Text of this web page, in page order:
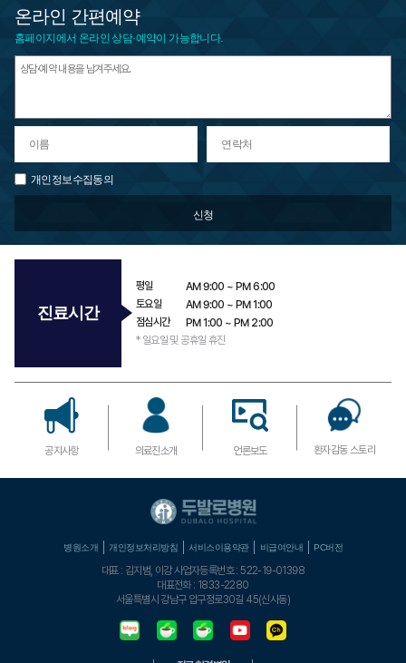
온라인 간편예약
홈페이지에서 온라인 상담·예약이 가능합니다.
개인정보수집동의
진료시간
평일 AM9:00 ~PM6:00
토요일
AM9:00 ~PM1:00​
점심시간
PM1:00 ~PM2:00​
* 일요일 및 공휴일 휴진
공지사항 의료진소개 언론보도 환자감동 스토리
병원소개 개인정보처리방침 서비스이용약관 비급여안내 PC버전
대표 : 김지범, 이강 사업자등록번호 : 522-19-01398
대표전화 : 1833-2280
서울특별시 강남구 압구정로30길 45(신사동)